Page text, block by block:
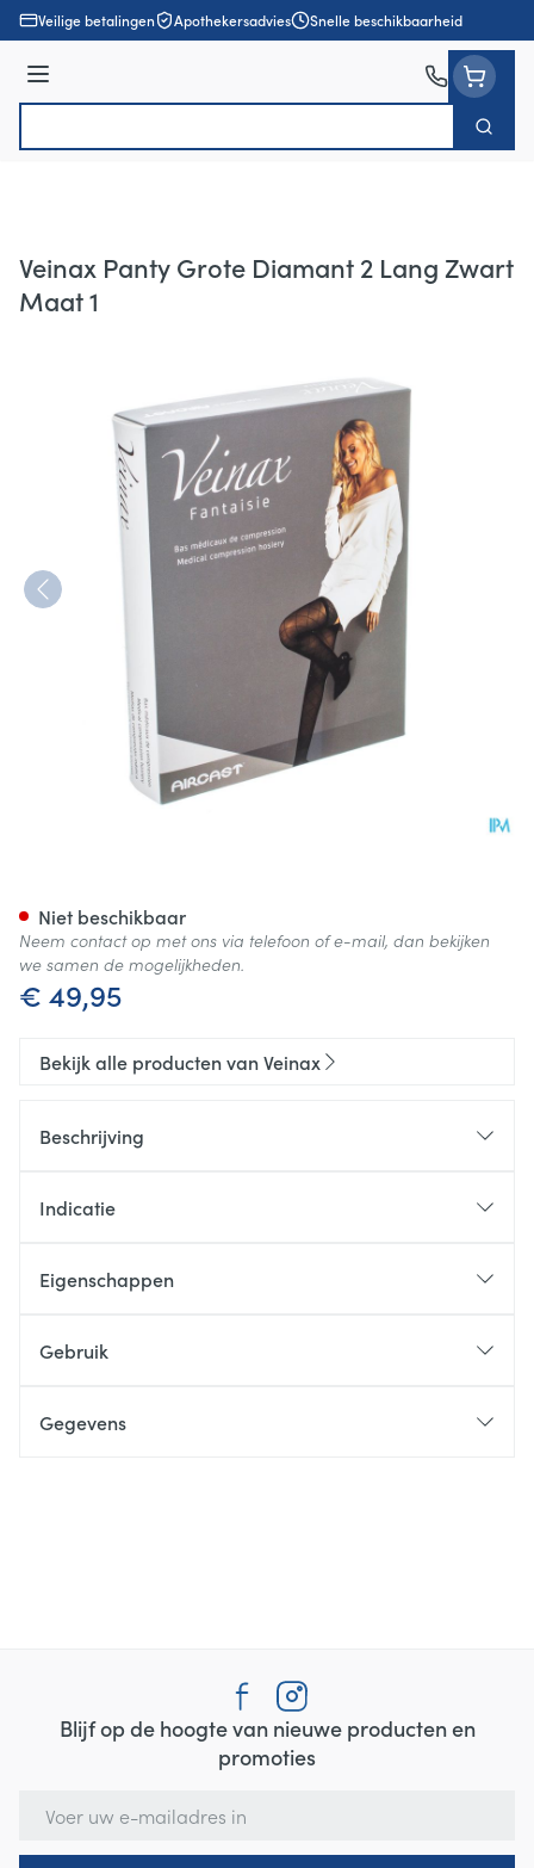
Ga naar de inhoud
Veilige betalingen Apothekersadvies Snelle beschikbaarheid
Menu
Zoek
Veinax Panty Grote Diamant 2 Lang Zwart
Maat 1
€ 49,95
Niet beschikbaar
Neem contact op met ons via telefoon of e-mail, dan bekijken
we samen de mogelijkheden.
Bekijk alle producten van Veinax
Beschrijving
Indicatie
Eigenschappen
Gebruik
Gegevens
Blijf op de hoogte van nieuwe producten en
promoties